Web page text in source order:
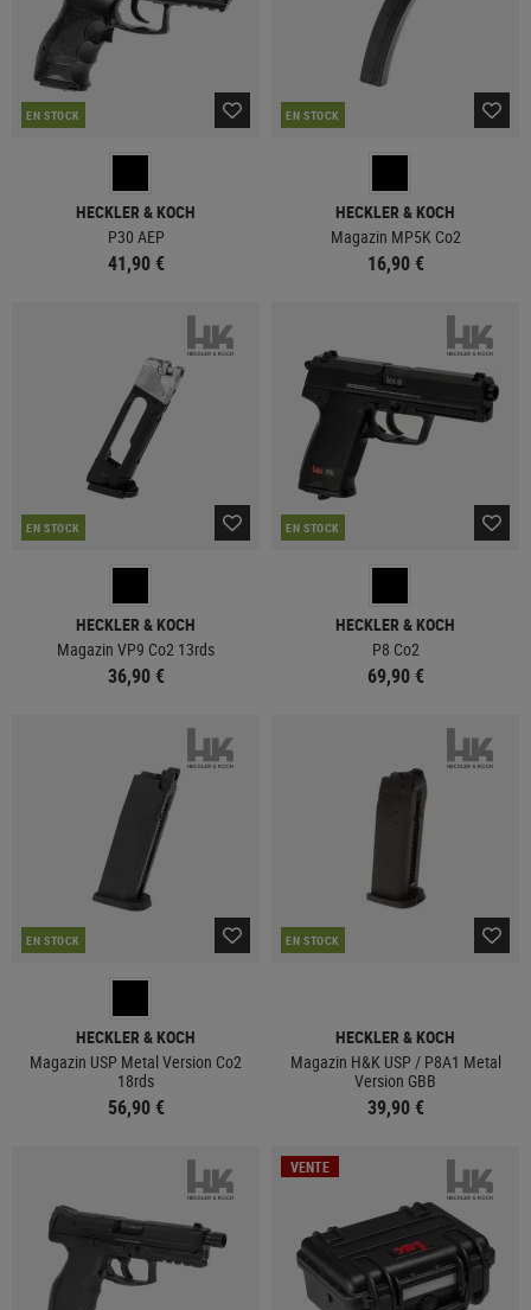
EN STOCK
HECKLER & KOCH
P30 AEP
41,90 €
EN STOCK
HECKLER & KOCH
Magazin MP5K Co2
16,90 €
EN STOCK
HECKLER & KOCH
Magazin VP9 Co2 13rds
36,90 €
EN STOCK
HECKLER & KOCH
P8 Co2
69,90 €
EN STOCK
HECKLER & KOCH
Magazin USP Metal Version Co2
18rds
56,90 €
EN STOCK
HECKLER & KOCH
Magazin H&K USP / P8A1 Metal
Version GBB
39,90 €
VENTE